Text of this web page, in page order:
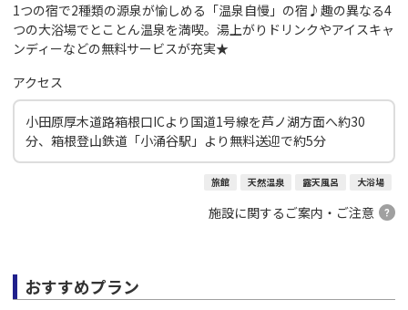
1つの宿で2種類の源泉が愉しめる「温泉自慢」の宿♪趣の異なる4
つの大浴場でとことん温泉を満喫。湯上がりドリンクやアイスキャ
ンディーなどの無料サービスが充実★
アクセス
小田原厚木道路箱根口ICより国道1号線を芦ノ湖方面へ約30
分、箱根登山鉄道「小涌谷駅」より無料送迎で約5分
旅館 天然温泉 露天風呂 大浴場
施設に関するご案内・ご注意
おすすめプラン